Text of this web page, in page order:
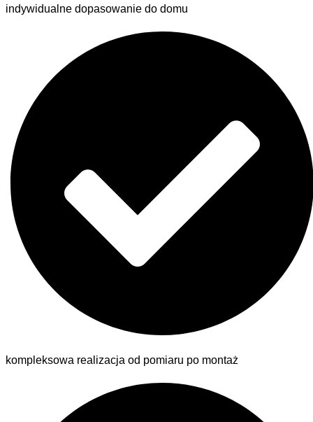
indywidualne dopasowanie do domu
kompleksowa realizacja od pomiaru po montaż